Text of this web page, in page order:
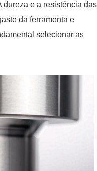
dureza e a resistência das
da ferramenta e
selecionar as